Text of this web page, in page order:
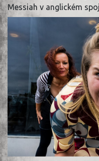
Messiah v anglickém